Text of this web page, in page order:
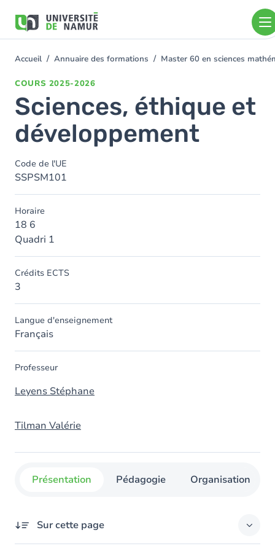
contenu
You
Accueil Annuaire des formations Master 60 en sciences
COURS 2025-2026
Sciences, éthique et
développement
Code de l'UE
SSPSM101
Horaire
18 6
Quadri 1
Crédits ECTS
3
Langue d'enseignement
Français
Professeur
Leyens Stéphane
Tilman Valérie
Présentation Pédagogie Organisation
Sur cette page